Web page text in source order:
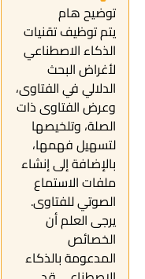
توضيح هام
يتم توظيف تقنيات
الذكاء الاصطناعي
لأغراض البحث
الدلالي في الفتاوى،
وعرض الفتاوى ذات
الصلة، وتلخيصها
لتسهيل فهمها،
بالإضافة إلى إنشاء
ملفات الاستماع
الصوتي للفتاوى.
يرجى العلم أن
الخصائص
المدعومة بالذكاء